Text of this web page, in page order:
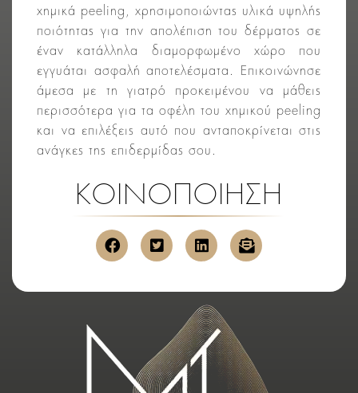
χημικά peeling, χρησιμοποιώντας υλικά υψηλής
ποιότητας για την απολέπιση του δέρματος σε
έναν κατάλληλα διαμορφωμένο χώρο που
εγγυάται ασφαλή αποτελέσματα. Επικοινώνησε
άμεσα με τη γιατρό προκειμένου να μάθεις
περισσότερα για τα οφέλη του χημικού peeling
και να επιλέξεις αυτό που ανταποκρίνεται στις
ανάγκες της επιδερμίδας σου.
ΚΟΙΝΟΠΟΙΗΣΗ
κοινοποίηση στο facebook
κοινοποίηση στο twitter
κοινοποίηση στο
αποστολή